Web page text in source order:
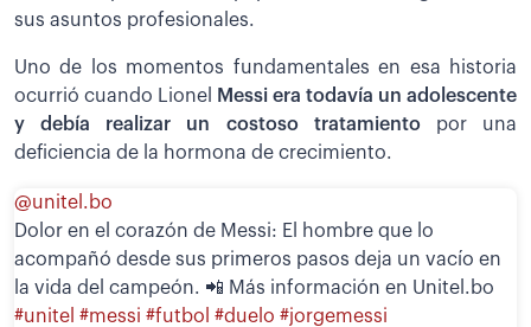
sus asuntos profesionales.
Uno de los momentos fundamentales en esa historia
ocurrió cuando Lionel
Messi era todavía un adolescente
y debía realizar un costoso tratamiento por una
deficiencia de la hormona de crecimiento.
@unitel.bo
Dolor en el corazón de Messi: El hombre que lo
acompañó desde sus primeros pasos deja un vacío en
la vida del campeón. 📲 Más información en Unitel.bo
#unitel #messi #futbol #duelo #jorgemessi